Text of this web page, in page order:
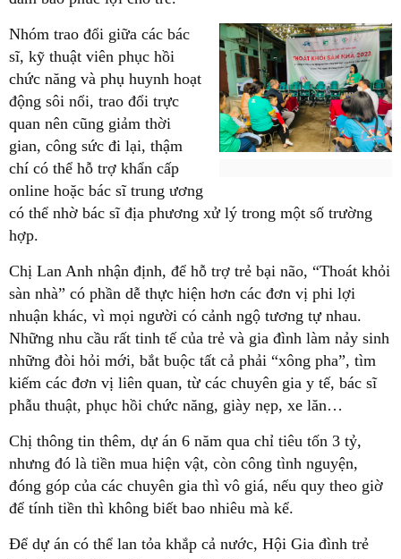
Nhóm trao đổi giữa các bác
sĩ, kỹ thuật viên phục hồi
chức năng và phụ huynh hoạt
động sôi nổi, trao đổi trực
quan nên cũng giảm thời
gian, công sức đi lại, thậm
chí có thể hỗ trợ khẩn cấp
online hoặc bác sĩ trung ương
có thể nhờ bác sĩ địa phương xử lý trong một số trường
hợp.
Chị Lan Anh nhận định, để hỗ trợ trẻ bại não, “Thoát khỏi
sàn nhà” có phần dễ thực hiện hơn các đơn vị phi lợi
nhuận khác, vì mọi người có cảnh ngộ tương tự nhau.
Những nhu cầu rất tinh tế của trẻ và gia đình làm nảy sinh
những đòi hỏi mới, bắt buộc tất cả phải “xông pha”, tìm
kiếm các đơn vị liên quan, từ các chuyên gia y tế, bác sĩ
phẫu thuật, phục hồi chức năng, giày nẹp, xe lăn…
Chị thông tin thêm, dự án 6 năm qua chỉ tiêu tốn 3 tỷ,
nhưng đó là tiền mua hiện vật, còn công tình nguyện,
đóng góp của các chuyên gia thì vô giá, nếu quy theo giờ
để tính tiền thì không biết bao nhiêu mà kể.
Để dự án có thể lan tỏa khắp cả nước, Hội Gia đình trẻ